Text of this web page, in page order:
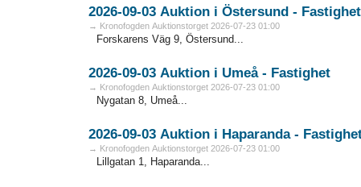
2026-09-03 Auktion i Östersund -
→ Kronofogden Auktionstorget 2026-07-23 01:00
Forskarens Väg 9, Östersund...
2026-09-03 Auktion i Umeå - Fastighet
→ Kronofogden Auktionstorget 2026-07-23 01:00
Nygatan 8, Umeå...
2026-09-03 Auktion i Haparanda -
→ Kronofogden Auktionstorget 2026-07-23 01:00
Lillgatan 1, Haparanda...